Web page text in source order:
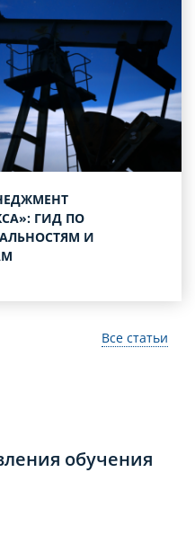
ГИД ПО
И
Все статьи
обучения